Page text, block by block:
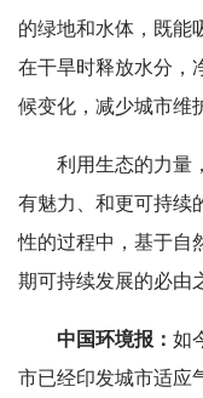
的绿地和水体，既能
在干旱时释放水分，
候变化，减少城市维
利用生态的力量
有魅力、和更可持续
性的过程中，基于自
期可持续发展的必由
中国环境报： 如
市已经印发城市适应